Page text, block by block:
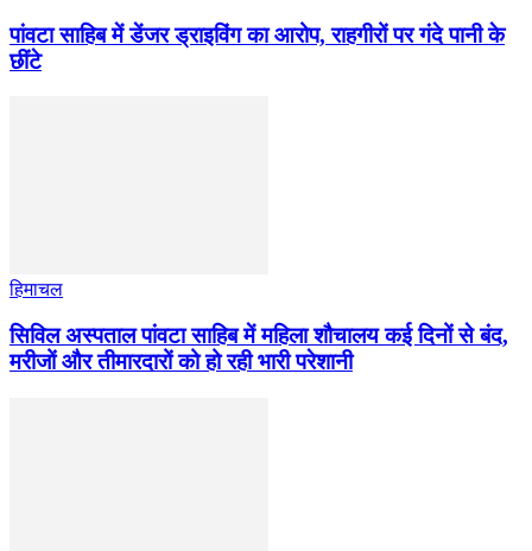
पांवटा साहिब में डेंजर ड्राइविंग का आरोप, राहगीरों पर गंदे पानी के
छींटे
हिमाचल
सिविल अस्पताल पांवटा साहिब में महिला शौचालय कई दिनों से बंद,
मरीजों और तीमारदारों को हो रही भारी परेशानी